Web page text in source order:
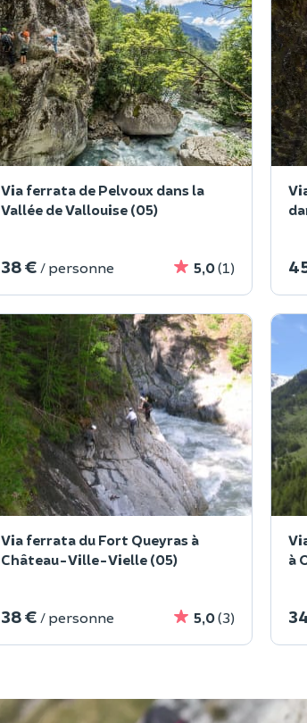
Via ferrata de Pelvoux dans la
Vallée de Vallouise (05)
38 € / personne 5,0(1)
Via ferrata du Fort Queyras à
Château-Ville-Vielle (05)
38 € / personne 5,0(3)
à